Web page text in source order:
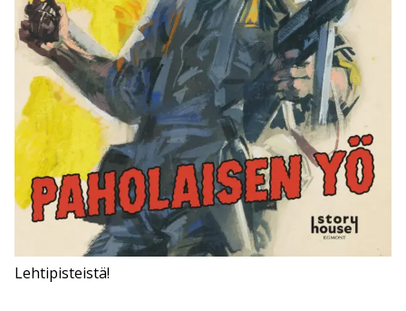
Lehtipisteistä!